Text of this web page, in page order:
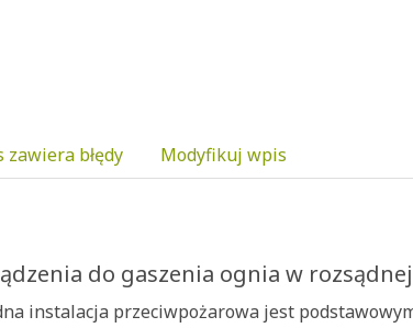
zawiera błędy Modyfikuj wpis
do gaszenia ognia w
instalacja przeciwpożarowa jest